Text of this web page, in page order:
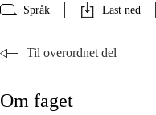
Språk Last ned
Til overordnet del
Om faget